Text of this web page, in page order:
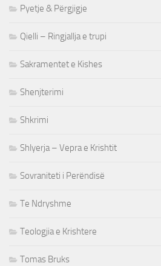
Pyetje & Përgjigje
Qielli – Ringjallja e trupi
Sakramentet e Kishes
Shenjterimi
Shkrimi
Shlyerja – Vepra e Krishtit
Sovraniteti i Perëndisë
Te Ndryshme
Teologjia e Krishtere
Tomas Bruks